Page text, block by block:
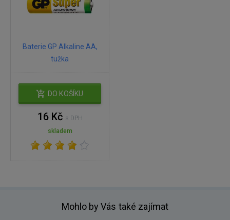
Baterie GP Alkaline AA,
tužka
DO KOŠÍKU
16 Kč s DPH
skladem
Mohlo by Vás také zajímat